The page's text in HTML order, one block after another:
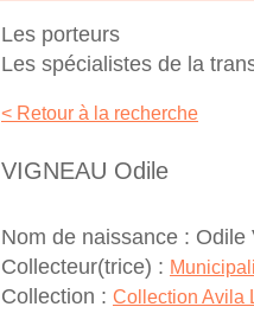
Les porteurs
Les spécialistes de la
< Retour à la recherche
VIGNEAU Odile
Nom de naissance : Odile
Collecteur(trice) :
Collection : Collection Avila